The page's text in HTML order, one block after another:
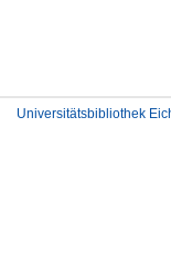
Universitätsbibliothek